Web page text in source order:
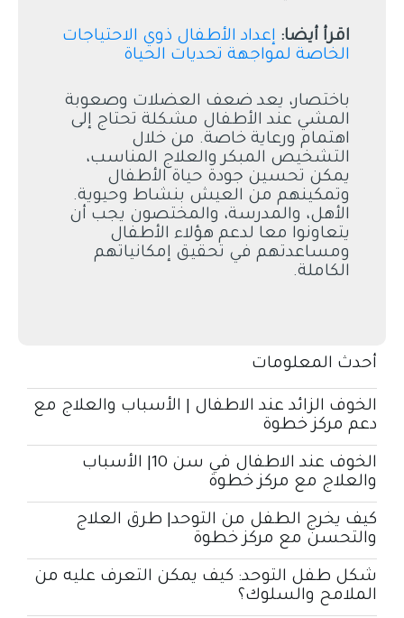
أحدث المعلومات
الخوف الزائد عند الاطفال | الأسباب والعلاج مع
دعم مركز خطوة
الخوف عند الاطفال في سن 10| الأسباب
والعلاج مع مركز خطوة
كيف يخرج الطفل من التوحد| طرق العلاج
والتحسن مع مركز خطوة
شكل طفل التوحد: كيف يمكن التعرف عليه من
الملامح والسلوك؟
اقرأ أيضا: إعداد الأطفال ذوي الاحتياجات
الخاصة لمواجهة تحديات الحياة
باختصار، يعد ضعف العضلات وصعوبة
المشي عند الأطفال مشكلة تحتاج إلى
اهتمام ورعاية خاصة. من خلال
التشخيص المبكر والعلاج المناسب،
يمكن تحسين جودة حياة الأطفال
وتمكينهم من العيش بنشاط وحيوية.
الأهل، والمدرسة، والمختصون يجب أن
يتعاونوا معا لدعم هؤلاء الأطفال
ومساعدتهم في تحقيق إمكانياتهم
الكاملة.